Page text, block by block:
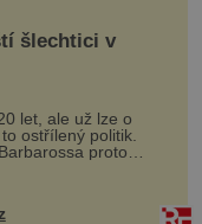
šlechtici v
let, ale už lze o
ostřílený politik.
proto
a dědice Jindřicha
se stal
řešení sporu m...